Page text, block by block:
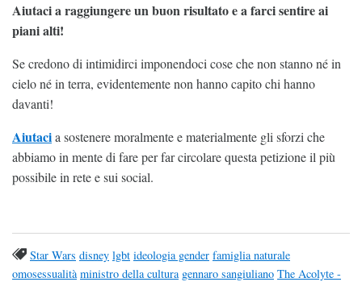
Aiutaci a raggiungere un buon risultato e a farci sentire ai
piani alti!
Se credono di intimidirci imponendoci cose che non stanno né in
cielo né in terra, evidentemente non hanno capito chi hanno
davanti!
Aiutacia sostenere moralmente e materialmente gli sforzi che
abbiamo in mente di fare per far circolare questa petizione il più
possibile in rete e sui social.
Star Wars disney lgbt ideologia gender famiglia naturale
omosessualità ministro della cultura gennaro sangiuliano The Acolyte -